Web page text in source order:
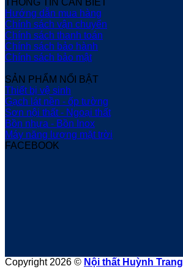
THÔNG TIN CẦN BIẾT
Hướng dẫn mua hàng
Chính sách vận chuyển
Chính sách thanh toán
Chính sách bảo hành
Chính sách bảo mật
SẢN PHẨM NỔI BẬT
Thiết bị vệ sinh
Gạch lát nền - ốp tường
Sơn nội thất - Ngoại thất
Bồn nhựa - Bồn Inox
Máy năng lượng mặt trời
FACEBOOK
Copyright 2026 © Nội thất Huỳnh Trang